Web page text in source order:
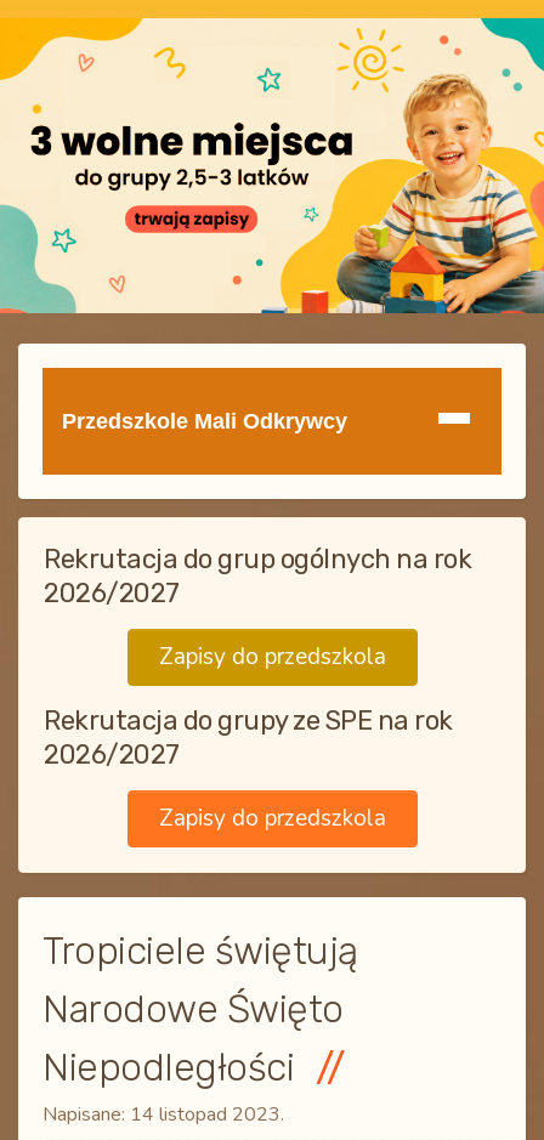
Przedszkole Mali Odkrywcy
Rekrutacja do grup ogólnych na rok
2026/2027
Zapisy do przedszkola
Rekrutacja do grupy ze SPE na rok
2026/2027
Zapisy do przedszkola
Tropiciele świętują
Narodowe Święto
Niepodległości
Napisane: 14 listopad 2023.